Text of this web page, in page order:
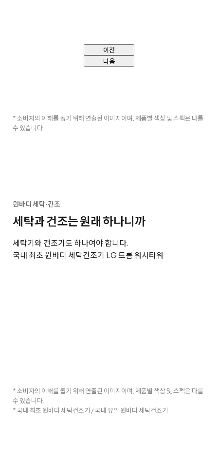
이전
다음
* 소비자의 이해를 돕기 위해 연출된 이미지이며, 제품별 색상 및 스펙은 다를
수 있습니다.
원바디 세탁·건조
세탁과 건조는 원래 하나니까
세탁기와 건조기도 하나여야 합니다.
국내 최초 원바디 세탁건조기 LG 트롬 워시타워
* 소비자의 이해를 돕기 위해 연출된 이미지이며, 제품별 색상 및 스펙은 다를
수 있습니다.
* 국내 최초 원바디 세탁건조기 / 국내 유일 원바디 세탁건조기